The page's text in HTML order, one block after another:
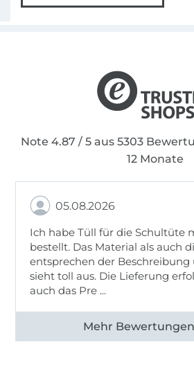
Note 4.87 / 5 aus 5303
12 Monate
05.08.2026
Ich habe Tüll für die Schultüte
bestellt. Das Material als auch
entsprechen der
sieht toll aus. Die Lieferung
auch das Pre ...
Alle 82950 Bewertungen